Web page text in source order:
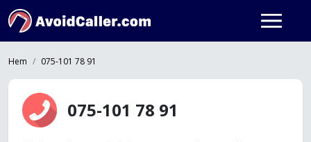
Hem 075-101 78 91
075-101 78 91